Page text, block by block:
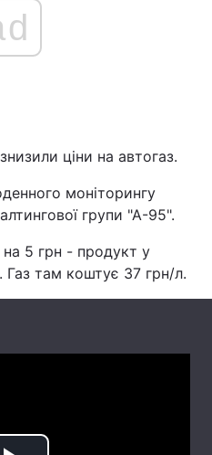
Війна
Політика
Світ
Туризм
ціни на автогаз.
моніторингу
групи "А-95".
5 грн - продукт у
Газ там коштує 37 грн/л.